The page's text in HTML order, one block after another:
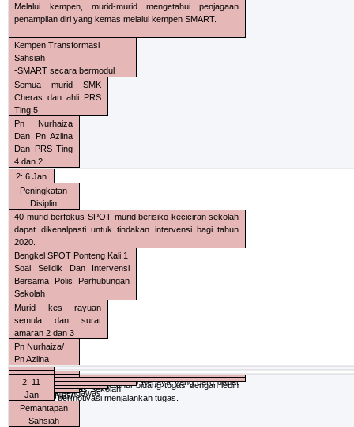
Melalui kempen, murid-murid mengetahui penjagaan
penampilan diri yang kemas melalui kempen SMART.
Kempen Transformasi
Sahsiah
-SMART secara bermodul
Semua murid SMK
Cheras dan ahli PRS
Ting 5
Pn Nurhaiza
Dan Pn Azlina
Dan PRS Ting
4 dan 2
2: 6 Jan
Peningkatan
Disiplin
40 murid berfokus SPOT murid berisiko keciciran sekolah
dapat dikenalpasti untuk tindakan intervensi bagi tahun
2020.
Bengkel SPOT Ponteng Kali 1
Soal Selidik Dan Intervensi
Bersama Polis Perhubungan
Sekolah
Murid kes rayuan
semula dan surat
amaran 2 dan 3
Pn Nurhaiza/
Pn Azlina
2: 7 Jan
Perkembangan
Kerjaya
Di akhir mesyuarat,
AJK Kelab Kerjaya yang baru dapat
dilantik.
Mesyuarat Agong
Ahli Kelab Kerjaya
Pn Rozinani
2: 9 Jan
Pemantapan
Sahsiah
Semua pengawas mengetahui bidang tugas dengan lebih
efisien dan bermotivasi menjalankan tugas.
Bengkel Pengawas Sekolah
Semua pengawas
sekolah
Pn Rozinani/
Pn Azlina
2: 11
Jan
Pemantapan
Sahsiah